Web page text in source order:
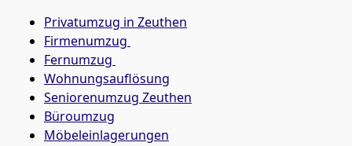
Privatumzug in Zeuthen
Firmenumzug
Fernumzug
Wohnungsauflösung
Seniorenumzug Zeuthen
Büroumzug
Möbeleinlagerungen